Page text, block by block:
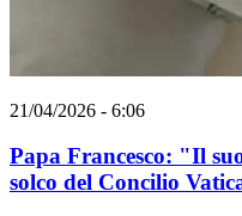
21/04/2026 - 6:06
Papa Francesco: "Il
solco del Concilio